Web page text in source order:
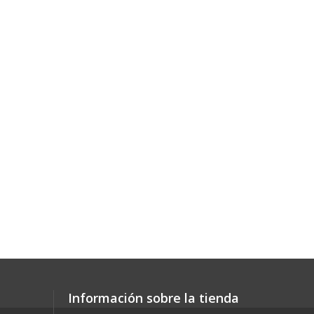
Información sobre la tienda